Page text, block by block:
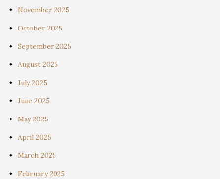
November 2025
October 2025
September 2025
August 2025
July 2025
June 2025
May 2025
April 2025
March 2025
February 2025